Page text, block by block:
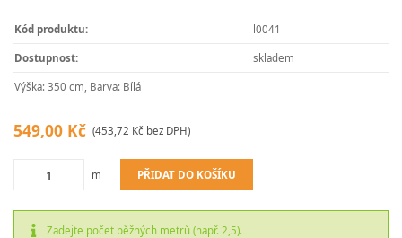
Kód produktu: l0041
Dostupnost: skladem
Výška: 350 cm, Barva: Bílá
549,00 Kč (453,72 Kč bez DPH)
m PŘIDAT DO KOŠÍKU
Zadejte počet běžných metrů (např. 2,5).